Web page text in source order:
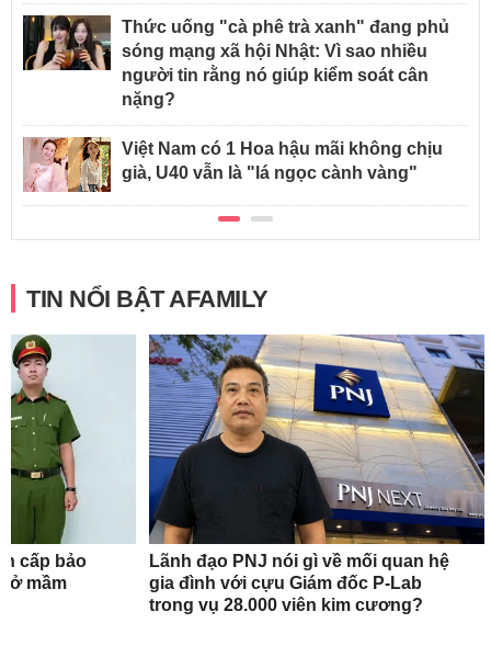
Thức uống "cà phê trà xanh" đang phủ
sóng mạng xã hội Nhật: Vì sao nhiều
người tin rằng nó giúp kiểm soát cân
nặng?
Việt Nam có 1 Hoa hậu mãi không chịu
già, U40 vẫn là "lá ngọc cành vàng"
TIN NỔI BẬT AFAMILY
cấp bảo
mầm
Lãnh đạo PNJ nói gì về mối quan hệ
gia đình với cựu Giám đốc P-Lab
trong vụ 28.000 viên kim cương?